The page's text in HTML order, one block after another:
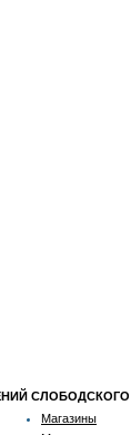
СЛОБОДСКОГО
Магазины